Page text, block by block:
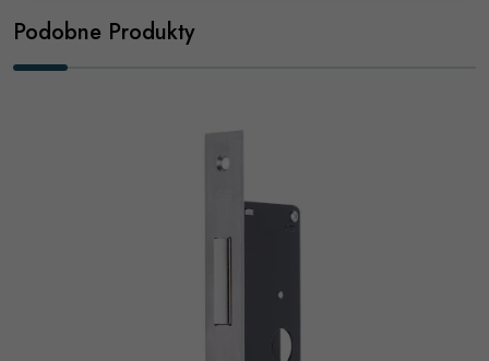
Podobne Produkty